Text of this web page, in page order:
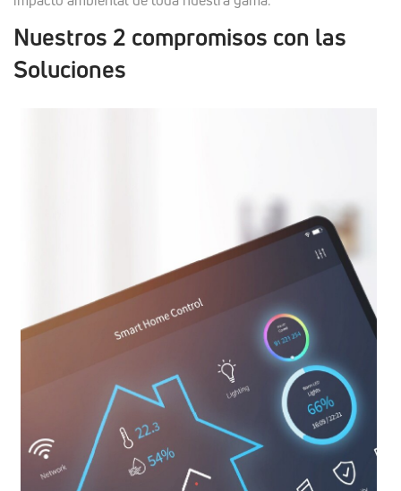
Nuestros 2 compromisos con las
Soluciones